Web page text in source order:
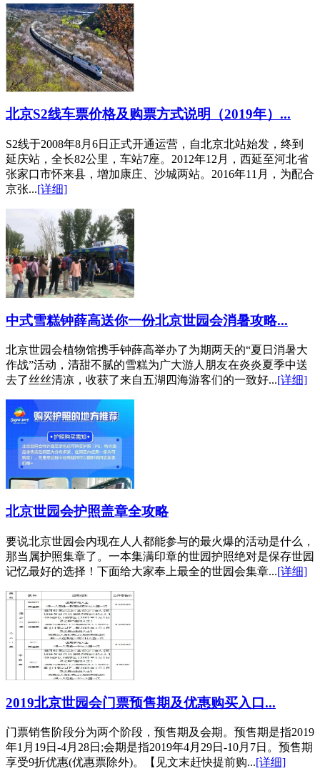
北京S2线车票价格及购票方式说明（2019年）...
S2线于2008年8月6日正式开通运营，自北京北站始发，终到
延庆站，全长82公里，车站7座。2012年12月，西延至河北省
张家口市怀来县，增加康庄、沙城两站。2016年11月，为配合
京张...[详细]
中式雪糕钟薛高送你一份北京世园会消暑攻略...
北京世园会植物馆携手钟薛高举办了为期两天的“夏日消暑大
作战”活动，清甜不腻的雪糕为广大游人朋友在炎炎夏季中送
去了丝丝清凉，收获了来自五湖四海游客们的一致好...[详细]
北京世园会护照盖章全攻略
要说北京世园会内现在人人都能参与的最火爆的活动是什么，
那当属护照集章了。一本集满印章的世园护照绝对是保存世园
记忆最好的选择！下面给大家奉上最全的世园会集章...[详细]
2019北京世园会门票预售期及优惠购买入口...
门票销售阶段分为两个阶段，预售期及会期。预售期是指2019
年1月19日-4月28日;会期是指2019年4月29日-10月7日。预售期
享受9折优惠(优惠票除外)。【见文末赶快提前购...[详细]